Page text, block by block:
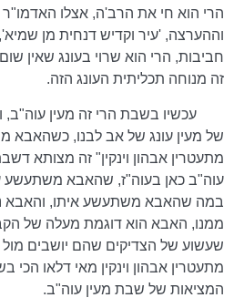
הרי הוא חי את הרב'ה, אצלו
וההערצה, 'עיר וקדיש דנחית מן
חביבות, הרי הוא שרוי בעונג שאין
זה מנוחה תכליתית העונג הזה.
עכשיו בשבת הרי זה מעין עוה"ב,
של מעין עונג של אב לבנו, כשהאבא
מתעטרין אבהון וינקין" זה מצותא
עוה"ב כאן בעוה"ז, שהאבא משתעשע
במה שהאבא משתעשע איתו, והאבא
ממנו, האבא הוא דוגמת מעלה של
שעשוע של הצדיקים שהם יושבים מול
מתעטרין אבהון וינקין מאי דלאו הכי
המציאות של שבת מעין עוה"ב.